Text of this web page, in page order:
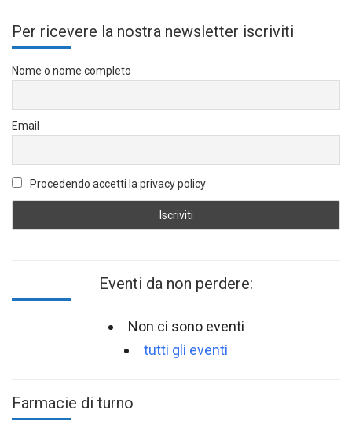
Per ricevere la nostra newsletter iscriviti
Nome o nome completo
Email
Procedendo accetti la privacy policy
Eventi da non perdere:
Non ci sono eventi
tutti gli eventi
Farmacie di turno